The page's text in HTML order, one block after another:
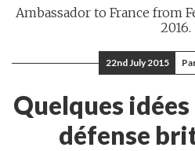
Ambassador to France from
2016.
22nd July 2015
Quelques
défense